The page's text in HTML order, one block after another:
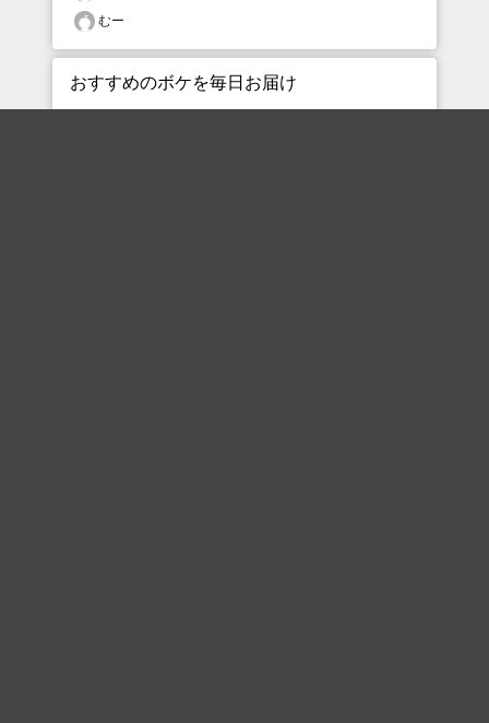
むー
おすすめのボケを毎日お届け